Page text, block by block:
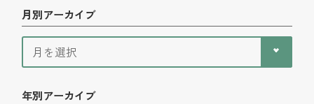
月別アーカイブ
年別アーカイブ